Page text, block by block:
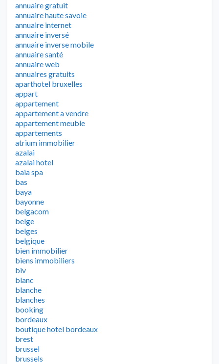
annuaire gratuit
annuaire haute savoie
annuaire internet
annuaire inversé
annuaire inverse mobile
annuaire santé
annuaire web
annuaires gratuits
aparthotel bruxelles
appart
appartement
appartement a vendre
appartement meuble
appartements
atrium immobilier
azalai
azalai hotel
baia spa
bas
baya
bayonne
belgacom
belge
belges
belgique
bien immobilier
biens immobiliers
biv
blanc
blanche
blanches
booking
bordeaux
boutique hotel bordeaux
brest
brussel
brussels